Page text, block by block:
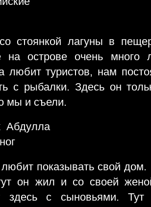
стоянкой лагуны в
на острове очень много
любит туристов, нам
с рыбалки. Здесь он
мы и съели.
показывать свой
он жил и со своей
здесь с сыновьями.